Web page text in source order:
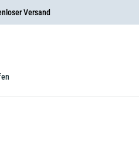
Versand